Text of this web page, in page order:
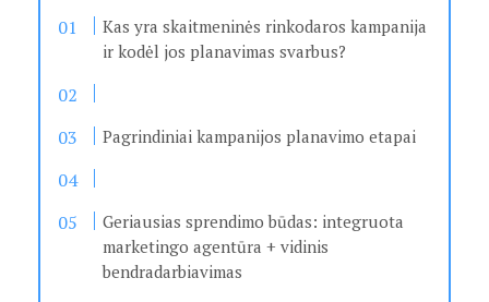
Kas yra skaitmeninės rinkodaros kampanija
ir kodėl jos planavimas svarbus?
Pagrindiniai kampanijos planavimo etapai
Geriausias sprendimo būdas: integruota
marketingo agentūra + vidinis
bendradarbiavimas